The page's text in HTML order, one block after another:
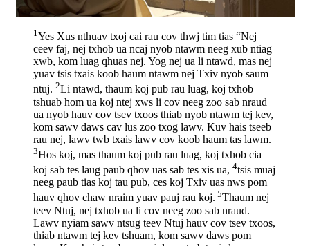
1Yes Xus nthuav txoj cai rau cov thwj tim tias “Nej
ceev faj, nej txhob ua ncaj nyob ntawm neeg xub ntiag
xwb, kom luag qhuas nej. Yog nej ua li ntawd, mas nej
yuav tsis txais koob haum ntawm nej Txiv nyob saum
ntuj. 2Li ntawd, thaum koj pub rau luag, koj txhob
tshuab hom ua koj ntej xws li cov neeg zoo sab nraud
ua nyob hauv cov tsev txoos thiab nyob ntawm tej kev,
kom sawv daws cav lus zoo txog lawv. Kuv hais tseeb
rau nej, lawv twb txais lawv cov koob haum tas lawm.
3Hos koj, mas thaum koj pub rau luag, koj txhob cia
koj sab tes laug paub qhov uas sab tes xis ua, 4tsis muaj
neeg paub tias koj tau pub, ces koj Txiv uas nws pom
hauv qhov chaw nraim yuav pauj rau koj. 5Thaum nej
teev Ntuj, nej txhob ua li cov neeg zoo sab nraud.
Lawv nyiam sawv ntsug teev Ntuj hauv cov tsev txoos,
thiab ntawm tej kev tshuam, kom sawv daws pom